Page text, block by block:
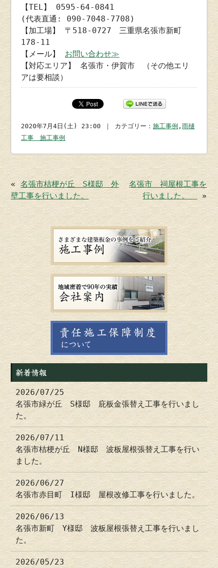
【TEL】 0595-64-0841
(代表直通: 090-7048-7708)
【加工場】 〒518-0727 三重県名張市新町
178-11
【メール】 お問い合わせ≫
【対応エリア】 名張市・伊賀市 （その他エリ
アは要相談）
2020年7月4日(土) 23:00 ｜ カテゴリー：施工事例 ,雨樋
工事 施工事例
«名張市桔梗が丘 S様邸 外
壁工事を行いました。
名張市 祠屋根工事を
行いました。
»
新着情報
2026/07/25
名張市緑が丘 S様邸 庇板金張替え工事を行いまし
た。
2026/07/11
名張市桔梗が丘 N様邸 波板屋根張替え工事を行い
ました。
2026/06/27
名張市赤目町 I様邸 屋根改修工事を行いました。
2026/06/13
名張市新町 Y様邸 波板屋根張替え工事を行いまし
た。
2026/05/23